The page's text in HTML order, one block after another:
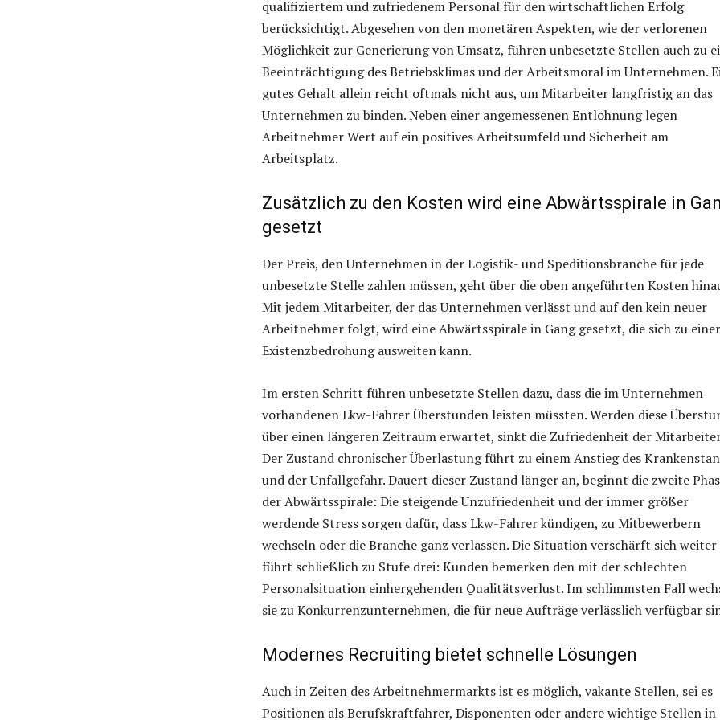
qualifiziertem und zufriedenem Personal für den wirtschaftlichen Erfolg
berücksichtigt. Abgesehen von den monetären Aspekten, wie der verlorenen
Möglichkeit zur Generierung von Umsatz, führen unbesetzte Stellen auch zu
Beeinträchtigung des Betriebsklimas und der Arbeitsmoral im Unternehmen.
gutes Gehalt allein reicht oftmals nicht aus, um Mitarbeiter langfristig an das
Unternehmen zu binden. Neben einer angemessenen Entlohnung legen
Arbeitnehmer Wert auf ein positives Arbeitsumfeld und Sicherheit am
Arbeitsplatz.
Zusätzlich zu den Kosten wird eine Abwärtsspirale in
gesetzt
Der Preis, den Unternehmen in der Logistik- und Speditionsbranche für jede
unbesetzte Stelle zahlen müssen, geht über die oben angeführten Kosten
Mit jedem Mitarbeiter, der das Unternehmen verlässt und auf den kein neuer
Arbeitnehmer folgt, wird eine Abwärtsspirale in Gang gesetzt, die sich zu einer
Existenzbedrohung ausweiten kann.
Im ersten Schritt führen unbesetzte Stellen dazu, dass die im Unternehmen
vorhandenen Lkw-Fahrer Überstunden leisten müssten. Werden diese
über einen längeren Zeitraum erwartet, sinkt die Zufriedenheit der
Der Zustand chronischer Überlastung führt zu einem Anstieg des
und der Unfallgefahr. Dauert dieser Zustand länger an, beginnt die zweite
der Abwärtsspirale: Die steigende Unzufriedenheit und der immer größer
werdende Stress sorgen dafür, dass Lkw-Fahrer kündigen, zu Mitbewerbern
wechseln oder die Branche ganz verlassen. Die Situation verschärft sich
führt schließlich zu Stufe drei: Kunden bemerken den mit der schlechten
Personalsituation einhergehenden Qualitätsverlust. Im schlimmsten Fall
sie zu Konkurrenzunternehmen, die für neue Aufträge verlässlich verfügbar
Modernes Recruiting bietet schnelle Lösungen
Auch in Zeiten des Arbeitnehmermarkts ist es möglich, vakante Stellen, sei es
Positionen als Berufskraftfahrer, Disponenten oder andere wichtige Stellen in